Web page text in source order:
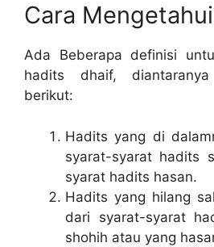
Cara
Ada Beberapa definisi
hadits dhaif,
berikut:
Hadits yang di
syarat-syarat hadits
syarat hadits hasan.
Hadits yang hilang
dari syarat-syarat
shohih atau yang